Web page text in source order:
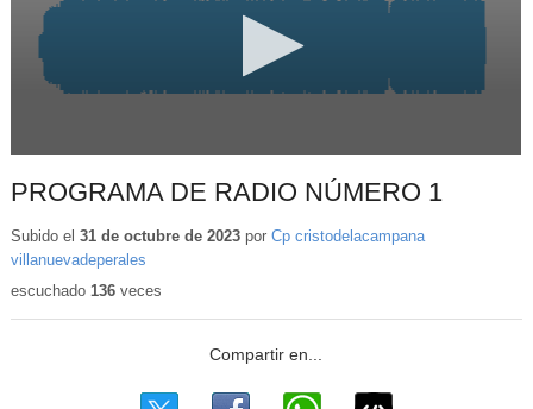
PROGRAMA DE RADIO NÚMERO 1
Subido el 31 de octubre de 2023por Cp cristodelacampana
villanuevadeperales
escuchado 136veces